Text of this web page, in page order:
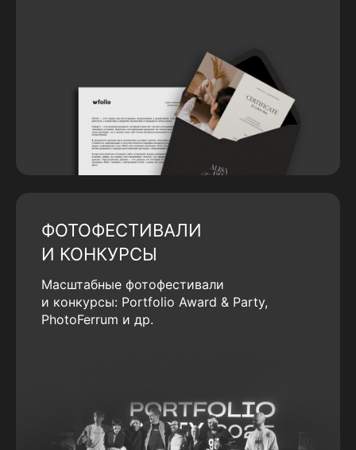
ФОТОФЕСТИВАЛИ
И КОНКУРСЫ
Масштабные фотофестивали
и конкурсы: Portfolio Award & Party,
PhotoFerrum и др.